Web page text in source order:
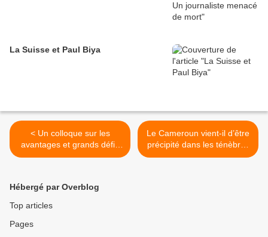
La Suisse et Paul Biya
< Un colloque sur les
avantages et grands défis
des APE
Le Cameroun vient-il d’être
précipité dans les ténèbres
? >
Hébergé par Overblog
Top articles
Pages